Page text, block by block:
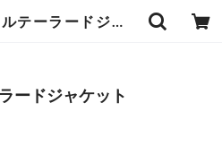
鹿の子ワッフルテーラードジャケット | 武蔵小杉のセレクトショップ【ナクール】-nakool-
ードジャケット